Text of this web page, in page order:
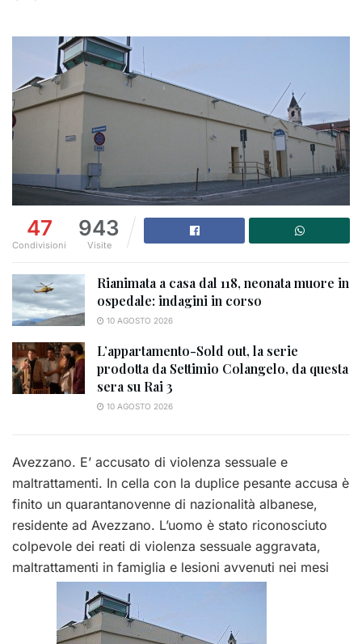
47
Condivisioni
943
Visite
Rianimata a casa dal 118, neonata muore in
ospedale: indagini in corso
10 AGOSTO 2026
L’appartamento-Sold out, la serie
prodotta da Settimio Colangelo, da questa
sera su Rai 3
10 AGOSTO 2026
Avezzano. E’ accusato di violenza sessuale e
maltrattamenti. In cella con la duplice pesante accusa è
finito un quarantanovenne di nazionalità albanese,
residente ad Avezzano. L’uomo è stato riconosciuto
colpevole dei reati di violenza sessuale aggravata,
maltrattamenti in famiglia e lesioni avvenuti nei mesi